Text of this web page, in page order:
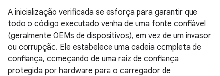
A inicialização verificada se esforça para garantir que
todo o código executado venha de uma fonte confiável
(geralmente OEMs de dispositivos), em vez de um invasor
ou corrupção. Ele estabelece uma cadeia completa de
confiança, começando de uma raiz de confiança
protegida por hardware para o carregador de